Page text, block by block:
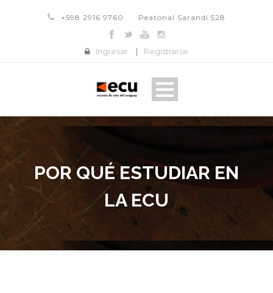
+598 2916 9760 Peatonal Sarandí 528
Ingresar | Registrarse
POR QUÉ ESTUDIAR EN
LA ECU